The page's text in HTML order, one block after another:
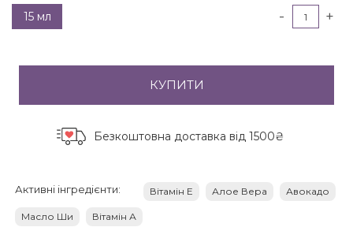
15 мл - +
КУПИТИ
Безкоштовна доставка від 1500₴
Активні інгредієнти: Вітамін Е Алое Вера Авокадо
Масло Ши Вітамін А